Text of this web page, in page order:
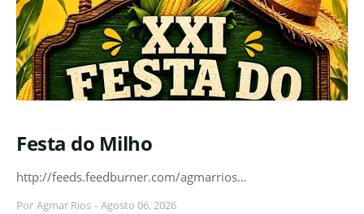
Festa do Milho
http://feeds.feedburner.com/agmarrios…
Por Agmar Rios - Agosto 06, 2026